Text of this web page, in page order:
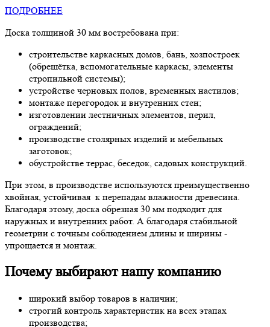
ПОДРОБНЕЕ
Доска толщиной 30 мм востребована при:
строительстве каркасных домов, бань, хозпостроек
(обрешётка, вспомогательные каркасы, элементы
стропильной системы);
устройстве черновых полов, временных настилов;
монтаже перегородок и внутренних стен;
изготовлении лестничных элементов, перил,
ограждений;
производстве столярных изделий и мебельных
заготовок;
обустройстве террас, беседок, садовых конструкций.
При этом, в производстве используются преимущественно
хвойная, устойчивая к перепадам влажности древесина.
Благодаря этому, доска обрезная 30 мм подходит для
наружных и внутренних работ. А благодаря стабильной
геометрии с точным соблюдением длины и ширины -
упрощается и монтаж.
Почему выбирают нашу компанию
широкий выбор товаров в наличии;
строгий контроль характеристик на всех этапах
производства;